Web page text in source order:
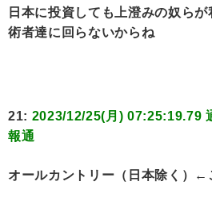
日本に投資しても上澄みの奴ら
術者達に回らないからね
21: 2023/12/25(月) 07:25:19.79
報通
オールカントリー（日本除く）←